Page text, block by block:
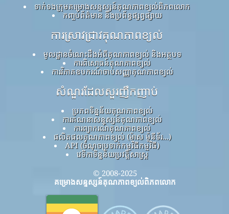
ទាក់ទងក្រុមគម្រោងសន្ទស្សន៍គុណភាពខ្យល់ពិភពលោក
កញ្ចប់ព័ត៌មាន និងប្រព័ន្ធផ្សព្វផ្សាយ
ការស្រាវជ្រាវគុណភាពខ្យល់
មូលដ្ឋានចំណេះដឹងអំពីគុណភាពខ្យល់ និងអត្ថបទ
ការពិសោធន៍គុណភាពខ្យល់
ការវិភាគឧបករណ៍ចាប់សញ្ញាគុណភាពខ្យល់
សំណួរដែលសួរញឹកញាប់
ប្រភពទិន្នន័យគុណភាពខ្យល់
ការគណនាសន្ទស្សន៍គុណភាពខ្យល់
ការព្យាករណ៍គុណភាពខ្យល់
ផលិតផលគុណភាពខ្យល់ (ម៉ាស ម៉ូនីទ័រ...)
API (ចំណុចប្រទាក់កម្មវិធីកម្មវិធី)
វេទិកាទិន្នន័យប្រវត្តិសាស្ត្រ
© 2008-2025
គម្រោងសន្ទស្សន៍គុណភាពខ្យល់ពិភពលោក